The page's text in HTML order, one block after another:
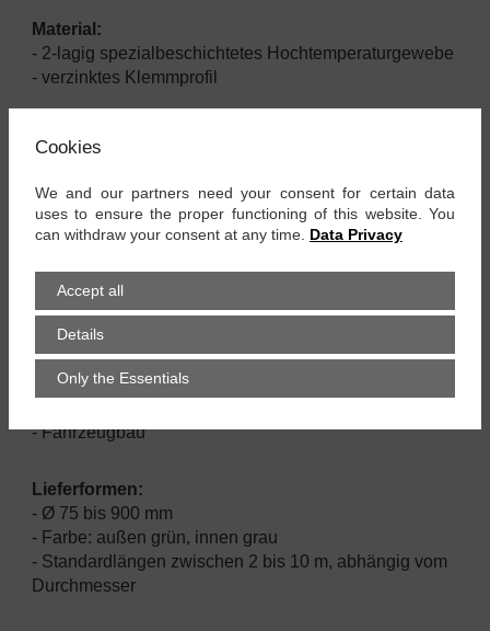
Material:
- 2-lagig spezialbeschichtetes Hochtemperaturgewebe
- verzinktes Klemmprofil
- schwer entflammbar
- mechanisch sehr belastbar
- sehr flexibel
- geschützt durch äußeres Klemmprofil
Einsatz:
- Absaugung von Dieselrauch
- Fahrzeugbau
Lieferformen:
- Ø 75 bis 900 mm
- Farbe: außen grün, innen grau
- Standardlängen zwischen 2 bis 10 m, abhängig vom
Durchmesser
Cookies
We and our partners need your consent for certain data
uses to ensure the proper functioning of this website. You
can withdraw your consent at any time. Data Privacy
Accept all
Details
Only the Essentials